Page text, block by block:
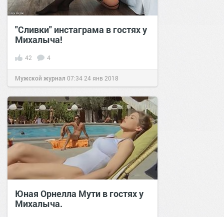
"Сливки" инстаграма в гостях у
Михалыча!
42 4
Мужской журнал 07:34 24 янв 2018
Юная Орнелла Мути в гостях у
Михалыча.